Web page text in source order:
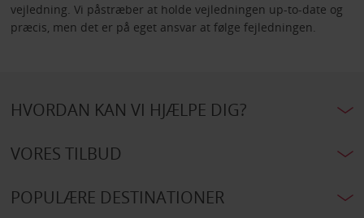
vejledning. Vi påstræber at holde vejledningen up-to-date og
præcis, men det er på eget ansvar at følge fejledningen.
HVORDAN KAN VI HJÆLPE DIG?
VORES TILBUD
POPULÆRE DESTINATIONER